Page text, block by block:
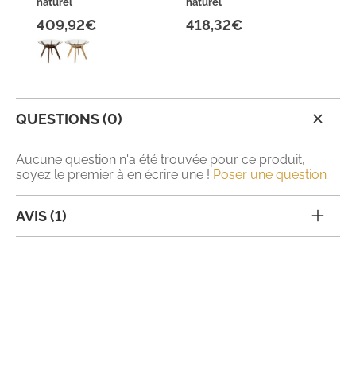
409,92€ 418,32€
QUESTIONS (0)
Aucune question n'a été trouvée pour ce produit,
soyez le premier à en écrire une ! Poser une question
AVIS (1)